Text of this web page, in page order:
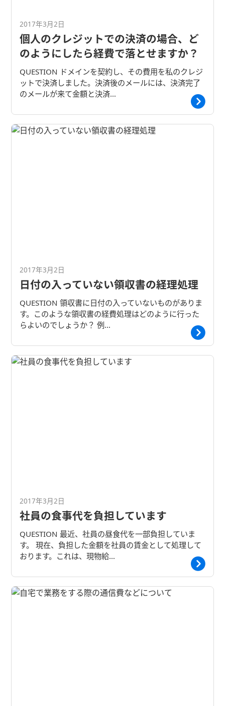
2017年3月2日
個人のクレジットでの決済の場合、ど
のようにしたら経費で落とせますか？
QUESTION ドメインを契約し、その費用を私のクレジ
ットで決済しました。決済後のメールには、決済完了
のメールが来て金額と決済…
2017年3月2日
日付の入っていない領収書の経理処理
QUESTION 領収書に日付の入っていないものがありま
す。このような領収書の経費処理はどのように行った
らよいのでしょうか？ 例…
2017年3月2日
社員の食事代を負担しています
QUESTION 最近、社員の昼食代を一部負担していま
す。 現在、負担した金額を社員の賃金として処理して
おります。これは、現物給…